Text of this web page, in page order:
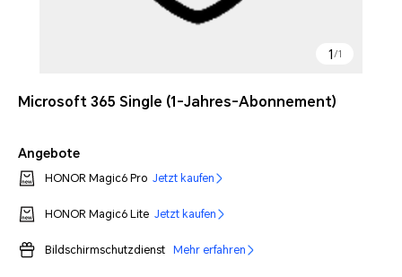
1 /1
Microsoft 365 Single (1-Jahres-Abonnement)
Angebote
HONOR Magic6 Pro Jetzt kaufen
HONOR Magic6 Lite Jetzt kaufen
Bildschirmschutzdienst Mehr erfahren